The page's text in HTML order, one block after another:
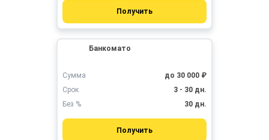
Получить
Банкомато
Сумма
до 30 000 ₽
Срок
3 - 30 дн.
Без %
30 дн.
Получить